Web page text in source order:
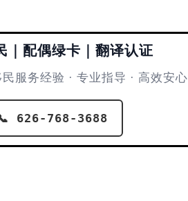
｜配偶绿卡｜翻译认证
服务经验 · 专业指导 · 高效安心
626-768-3688